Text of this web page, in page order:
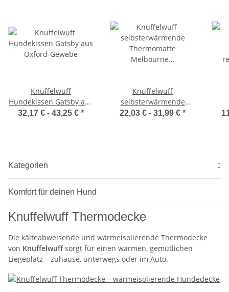
Knuffelwuff
Hundekissen Gatsby aus
Oxford-Gewebe
32,17 € - 43,25 € *
Knuffelwuff
selbsterwärmende
Thermomatte
22,03 € - 31,99 € *
Kategorien
Komfort für deinen Hund
Knuffelwuff Thermodecke
Die kälteabweisende und wärmeisolierende Thermodecke
von Knuffelwuffsorgt für einen warmen, gemütlichen
Liegeplatz – zuhause, unterwegs oder im Auto.